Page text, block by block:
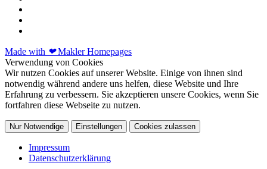
Made with ❤Makler Homepages
Verwendung von Cookies
Wir nutzen Cookies auf unserer Website. Einige von ihnen sind
notwendig während andere uns helfen, diese Website und Ihre
Erfahrung zu verbessern. Sie akzeptieren unsere Cookies, wenn Sie
fortfahren diese Webseite zu nutzen.
Nur Notwendige Einstellungen Cookies zulassen
Impressum
Datenschutzerklärung